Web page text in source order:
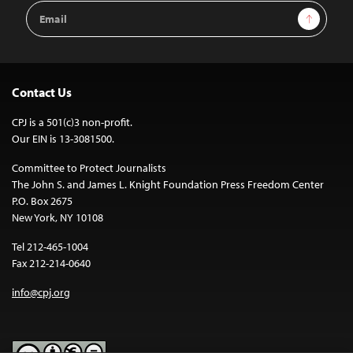
Email
Address
Sign Up
Contact Us
CPJ is a 501(c)3 non-profit.
Our EIN is 13-3081500.
Committee to Protect Journalists
The John S. and James L. Knight Foundation Press Freedom Center
P.O. Box 2675
New York, NY 10108
Tel 212-465-1004
Fax 212-214-0640
info@cpj.org